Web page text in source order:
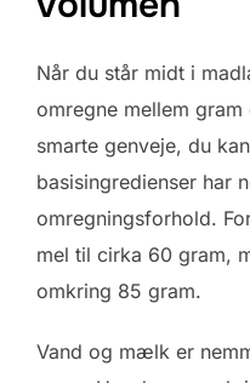
Når du står midt i
omregne mellem
smarte genveje, du
basisingredienser har
omregningsforhold.
mel til cirka 60 gram,
omkring 85 gram.
Vand og mælk er